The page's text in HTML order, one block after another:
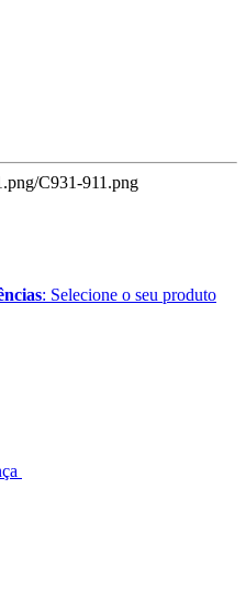
: Selecione o seu produto